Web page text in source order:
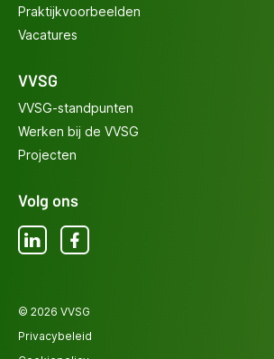
Praktijkvoorbeelden
Vacatures
VVSG
VVSG-standpunten
Werken bij de VVSG
Projecten
Volg ons
LinkedInFacebook
© 2026 VVSG
Privacybeleid